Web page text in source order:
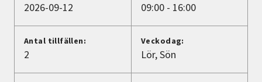
Lyssna
2026-09-12 09:00 - 16:00
Antal tillfällen:
2
Veckodag:
Lör Sön